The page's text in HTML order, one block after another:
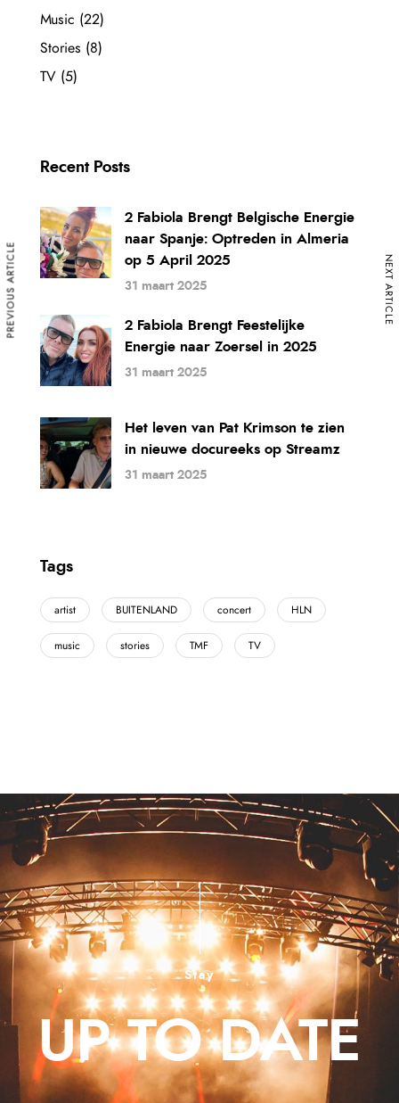
PREVIOUS ARTICLE NEXT ARTICLE
Music (22)
Stories (8)
TV (5)
Recent Posts
2 Fabiola Brengt Belgische Energie
naar Spanje: Optreden in Almeria
op 5 April 2025
31 maart 2025
2 Fabiola Brengt Feestelijke
Energie naar Zoersel in 2025
31 maart 2025
Het leven van Pat Krimson te zien
in nieuwe docureeks op Streamz
31 maart 2025
Tags
artist BUITENLAND concert HLN
music stories TMF TV
Stay
UP TO DATE